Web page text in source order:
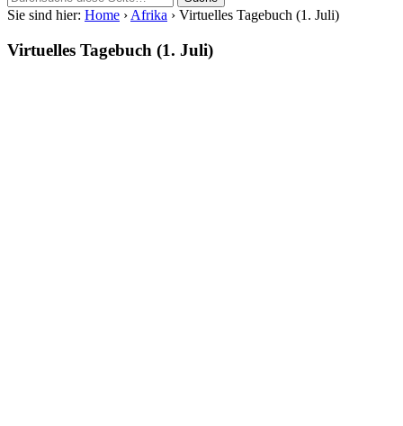
Sie sind hier: Home › Afrika › Virtuelles Tagebuch (1. Juli)
Virtuelles Tagebuch (1. Juli)